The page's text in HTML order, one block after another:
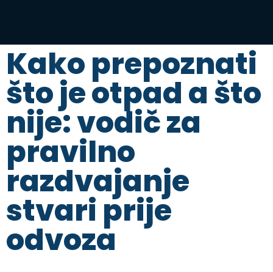
Kako prepoznati
što je otpad a što
nije: vodič za
pravilno
razdvajanje
stvari prije
odvoza